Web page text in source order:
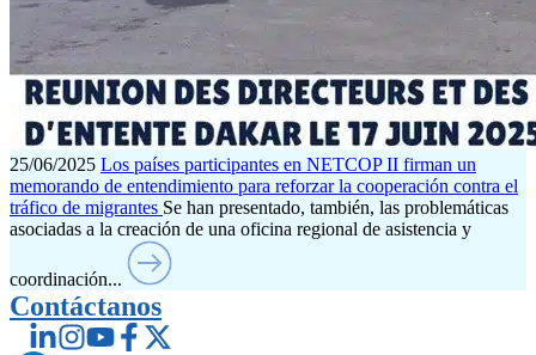
25/06/2025 Los países participantes en NETCOP II firman un
memorando de entendimiento para reforzar la cooperación contra el
tráfico de migrantes Se han presentado, también, las problemáticas
asociadas a la creación de una oficina regional de asistencia y
coordinación...
Contáctanos